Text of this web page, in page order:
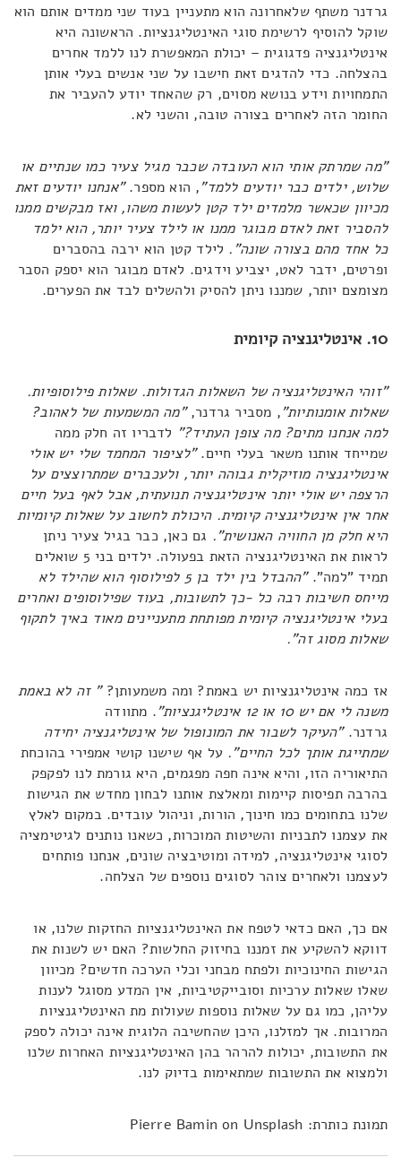
גרדנר משתף שלאחרונה הוא מתעניין בעוד שני ממדים אותם הוא
שוקל להוסיף לרשימת סוגי האינטליגנציות. הראשונה היא
אינטליגנציה פדגוגית – יכולת המאפשרת לנו ללמד אחרים
בהצלחה. כדי להדגים זאת חישבו על שני אנשים בעלי אותן
התמחויות וידע בנושא מסוים, רק שהאחד יודע להעביר את
החומר הזה לאחרים בצורה טובה, והשני לא.
"מה שמרתק אותי הוא העובדה שכבר מגיל צעיר כמו שנתיים או
שלוש, ילדים כבר יודעים ללמד", הוא מספר."אנחנו יודעים זאת
מכיוון שכאשר מלמדים ילד קטן לעשות משהו, ואז מבקשים ממנו
להסביר זאת לאדם מבוגר ממנו או לילד צעיר יותר, הוא ילמד
כל אחד מהם בצורה שונה". לילד קטן הוא ירבה בהסברים
ופרטים, ידבר לאט, יצביע וידגים. לאדם מבוגר הוא יספק הסבר
מצומצם יותר, שמננו ניתן להסיק ולהשלים לבד את הפערים.
10. אינטליגנציה קיומית
"זוהי האינטליגנציה של השאלות הגדולות. שאלות פילוסופיות.
שאלות אומנותיות", מסביר גרדנר,"מה המשמעות של לאהוב?
למה אנחנו מתים? מה צופן העתיד?" לדבריו זה חלק ממה
שמייחד אותנו משאר בעלי חיים."לציפור המחמד שלי יש אולי
אינטליגנציה מוזיקלית גבוהה יותר, ולעכברים שמתרוצצים על
הרצפה יש אולי יותר אינטליגנציה תנועתית, אבל לאף בעל חיים
אחר אין אינטליגנציה קיומית. היכולת לחשוב על שאלות קיומיות
היא חלק מן החוויה האנושית". גם כאן, כבר בגיל צעיר ניתן
לראות את האינטליגנציה הזאת בפעולה. ילדים בני 5 שואלים
תמיד "למה".
"ההבדל בין ילד בן 5 לפילוסוף הוא שהילד לא
מייחס חשיבות רבה כל -כך לתשובות, בעוד שפילוסופים ואחרים
בעלי אינטליגנציה קיומית מפותחת מתעניינים מאוד באיך לתקוף
שאלות מסוג זה".
אז כמה אינטליגנציות יש באמת? ומה משמעותן? " זה לא באמת
משנה לי אם יש 10 או 12 אינטליגנציות"
. מתוודה
גרדנר."העיקר לשבור את המונופול של אינטליגנציה יחידה
שמתייגת אותך לכל החיים". על אף שישנו קושי אמפירי בהוכחת
התיאוריה הזו, והיא אינה חפה מפגמים, היא גורמת לנו לפקפק
בהרבה תפיסות קיימות ומאלצת אותנו לבחון מחדש את הגישות
שלנו בתחומים כמו חינוך, הורות, וניהול עובדים. במקום לאלץ
את עצמנו לתבניות והשיטות המוכרות, כשאנו נותנים לגיטימציה
לסוגי אינטליגנציה, למידה ומוטיבציה שונים, אנחנו פותחים
לעצמנו ולאחרים צוהר לסוגים נוספים של הצלחה.
אם כך, האם כדאי לטפח את האינטליגנציות החזקות שלנו, או
דווקא להשקיע את זמננו בחיזוק החלשות? האם יש לשנות את
הגישות החינוכיות ולפתח מבחני וכלי הערכה חדשים? מכיוון
שאלו שאלות ערכיות וסובייקטיביות, אין המדע מסוגל לענות
עליהן, כמו גם על שאלות נוספות שעולות מת האינטליגנציות
המרובות. אך למזלנו, היכן שהחשיבה הלוגית אינה יכולה לספק
את התשובות, יכולות להרהר בהן האינטליגנציות האחרות שלנו
ולמצוא את התשובות שמתאימות בדיוק לנו.
תמונת כותרת: Pierre Bamin on Unsplash